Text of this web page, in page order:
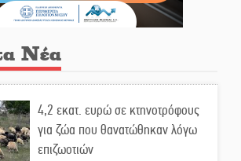
Νέα
4,2 εκατ. ευρώ σε κτηνοτρόφους
για ζώα που θανατώθηκαν λόγω
επιζωοτιών